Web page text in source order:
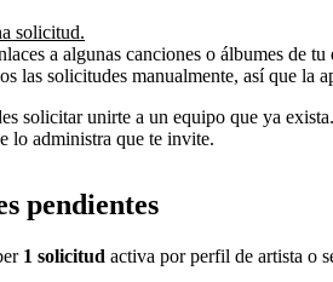
solicitud.
a algunas canciones o álbumes de
las solicitudes manualmente, así que la
solicitar unirte a un equipo que ya
lo administra que te invite.
pendientes
1 solicitud activa por perfil de artista o